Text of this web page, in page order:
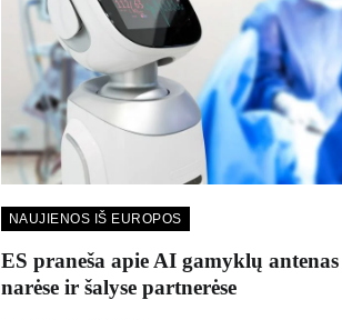
NAUJIENOS IŠ EUROPOS
ES praneša apie AI gamyklų antenas
narėse ir šalyse partnerėse